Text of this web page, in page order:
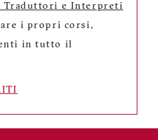
Traduttori e Interpreti
i propri corsi,
in tutto il